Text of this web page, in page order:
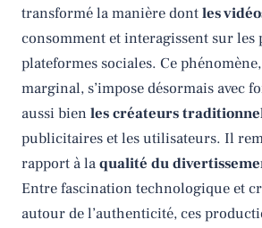
transformé la manière dontles
consomment et interagissent sur les
plateformes sociales. Ce
marginal, s’impose désormais avec
aussi bien les créateurs
publicitaires et les utilisateurs. Il
rapport à laqualité du
Entre fascination technologique et
autour de l’authenticité, ces